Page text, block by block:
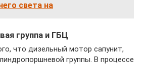
света на
группа и ГБЦ
что дизельный мотор сапунит,
группы. В процессе